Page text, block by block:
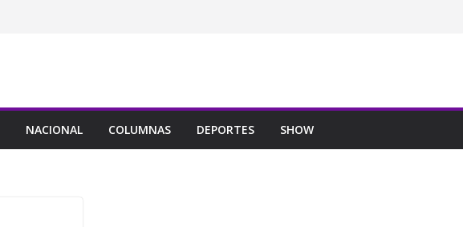
NACIONAL COLUMNAS DEPORTES SHOW